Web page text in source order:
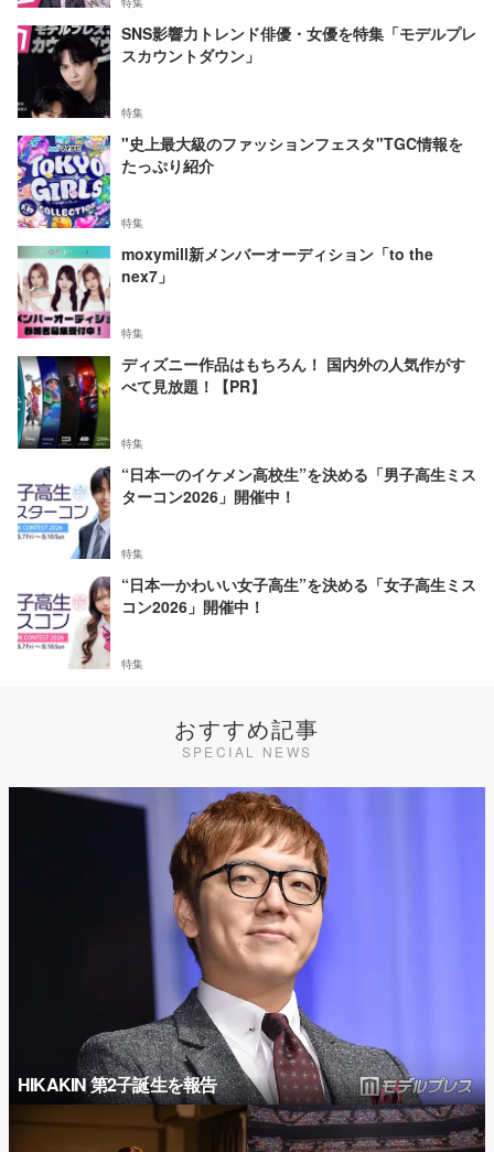
SNS影響力トレンド俳優・女優を特集「モデルプレ
スカウントダウン」
特集
"史上最大級のファッションフェスタ"TGC情報を
たっぷり紹介
特集
moxymill新メンバーオーディション「to the
nex7」
特集
ディズニー作品はもちろん！ 国内外の人気作がす
べて見放題！【PR】
特集
“日本一のイケメン高校生”を決める「男子高生ミス
ターコン2026」開催中！
特集
“日本一かわいい女子高生”を決める「女子高生ミス
コン2026」開催中！
特集
おすすめ記事
SPECIAL NEWS
HIKAKIN 第2子誕生を報告